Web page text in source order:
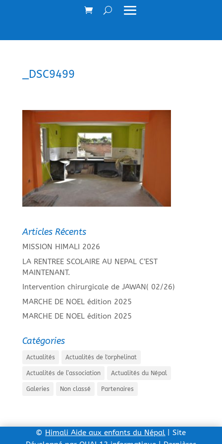
_DSC9499
Articles Récents
MISSION HIMALI 2026
LA RENTREE SCOLAIRE AU NEPAL C’EST
MAINTENANT.
Intervention chirurgicale de JAWAN( 02/26)
MARCHE DE NOEL édition 2025
MARCHE DE NOEL édition 2025
Catégories
Actualités Actualités de l'orphelinat
Actualités de l’association Actualités du Népal
Galeries Non classé Partenaires
© Himali Aide aux enfants du Népal
| Site